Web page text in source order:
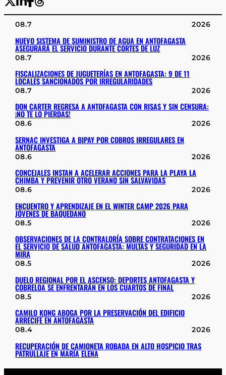
08.7 2026
NUEVO SISTEMA DE SUMINISTRO DE AGUA EN ANTOFAGASTA
ASEGURARÁ EL SERVICIO DURANTE CORTES DE LUZ
08.7 2026
FISCALIZACIONES DE JUGUETERÍAS EN ANTOFAGASTA: 9 DE 11
LOCALES SANCIONADOS POR IRREGULARIDADES
08.7 2026
DON CARTER REGRESA A ANTOFAGASTA CON RISAS Y SIN CENSURA:
¡NO TE LO PIERDAS!
08.6 2026
SERNAC INVESTIGA A BIPAY POR COBROS IRREGULARES EN
ANTOFAGASTA
08.6 2026
CONCEJALES INSTAN A ACELERAR ACCIONES PARA LA PLAYA LA
CHIMBA Y PREVENIR OTRO VERANO SIN SALVAVIDAS
08.6 2026
ENCUENTRO Y APRENDIZAJE EN EL WINTER CAMP 2026 PARA
JÓVENES DE BAQUEDANO
08.5 2026
OBSERVACIONES DE LA CONTRALORÍA SOBRE CONTRATACIONES EN
EL SERVICIO DE SALUD ANTOFAGASTA: MULTAS Y SEGURIDAD EN LA
MIRA
08.5 2026
DUELO REGIONAL POR EL ASCENSO: DEPORTES ANTOFAGASTA Y
COBRELOA SE ENFRENTARÁN EN LOS CUARTOS DE FINAL
08.5 2026
CAMILO KONG ABOGA POR LA PRESERVACIÓN DEL EDIFICIO
ARRECIFE EN ANTOFAGASTA
08.4 2026
RECUPERACIÓN DE CAMIONETA ROBADA EN ALTO HOSPICIO TRAS
PATRULLAJE EN MARÍA ELENA